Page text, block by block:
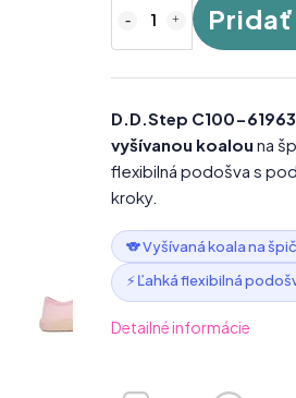
D.D.Step C100-
vyšívanou koalou na
flexibilná podošva s
kroky.
🐨 Vyšívaná koala na
⚡ Ľahká flexibilná
Detailné informácie